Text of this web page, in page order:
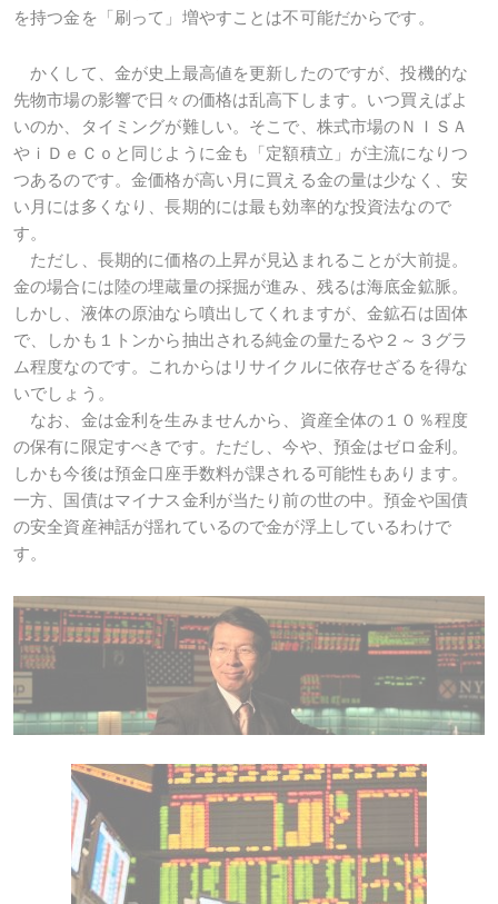
を持つ金を「刷って」増やすことは不可能だからです。
かくして、金が史上最高値を更新したのですが、投機的な
先物市場の影響で日々の価格は乱高下します。いつ買えばよ
いのか、タイミングが難しい。そこで、株式市場のＮＩＳＡ
やｉＤｅＣｏと同じように金も「定額積立」が主流になりつ
つあるのです。金価格が高い月に買える金の量は少なく、安
い月には多くなり、長期的には最も効率的な投資法なので
す。
ただし、長期的に価格の上昇が見込まれることが大前提。
金の場合には陸の埋蔵量の採掘が進み、残るは海底金鉱脈。
しかし、液体の原油なら噴出してくれますが、金鉱石は固体
で、しかも１トンから抽出される純金の量たるや２～３グラ
ム程度なのです。これからはリサイクルに依存せざるを得な
いでしょう。
なお、金は金利を生みませんから、資産全体の１０％程度
の保有に限定すべきです。ただし、今や、預金はゼロ金利。
しかも今後は預金口座手数料が課される可能性もあります。
一方、国債はマイナス金利が当たり前の世の中。預金や国債
の安全資産神話が揺れているので金が浮上しているわけで
す。